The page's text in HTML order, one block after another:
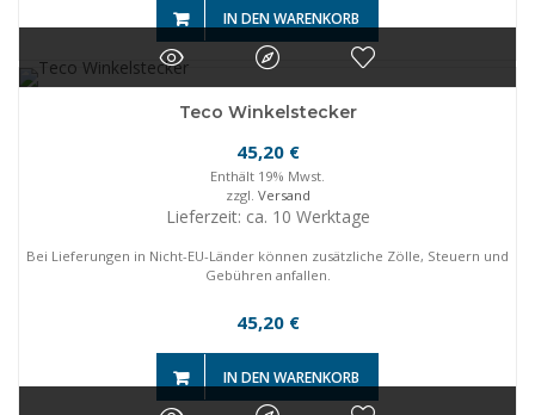
IN DEN WARENKORB
Teco Winkelstecker
45,20 €
Enthält 19% Mwst.
zzgl. Versand
Lieferzeit: ca. 10 Werktage
Bei Lieferungen in Nicht-EU-Länder können zusätzliche Zölle, Steuern und
Gebühren anfallen.
45,20 €
IN DEN WARENKORB